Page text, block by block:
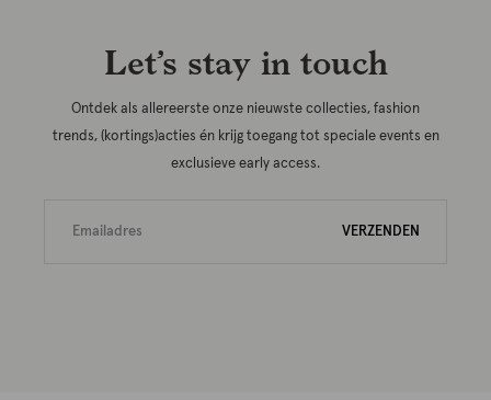
Let’s stay in touch
Ontdek als allereerste onze nieuwste collecties, fashion
trends, (kortings)acties én krijg toegang tot speciale events en
exclusieve early access.
VERZENDEN